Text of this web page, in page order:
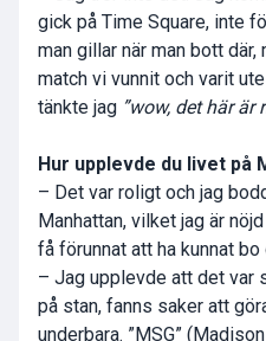
gick på Time Square, inte
man gillar när man bott
match vi vunnit och varit
tänkte jag ”wow, det här är
Hur upplevde du livet på
– Det var roligt och jag
Manhattan, vilket jag är
få förunnat att ha kunnat bo
– Jag upplevde att det var
på stan, fanns saker att
underbara. ”MSG”